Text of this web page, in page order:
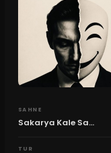
SAHNE
Sakarya Kale Sa...
TUR